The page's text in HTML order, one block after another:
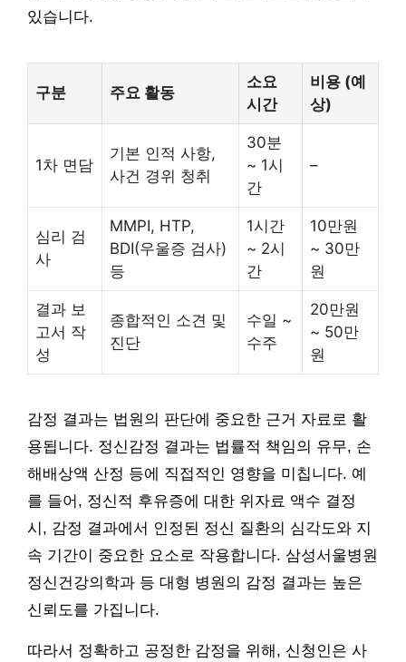
있습니다.
구분 주요 활동
소요
시간
비용 (예
상)
1차 면담
기본 인적 사항,
사건 경위 청취
30분
~ 1시
간
–
심리 검
사
MMPI, HTP,
BDI(우울증 검사)
등
1시간
~ 2시
간
10만원
~ 30만
원
결과 보
고서 작
성
종합적인 소견 및
진단
수일 ~
수주
20만원
~ 50만
원
감정 결과는 법원의 판단에 중요한 근거 자료로 활
용됩니다. 정신감정 결과는 법률적 책임의 유무, 손
해배상액 산정 등에 직접적인 영향을 미칩니다. 예
를 들어, 정신적 후유증에 대한 위자료 액수 결정
시, 감정 결과에서 인정된 정신 질환의 심각도와 지
속 기간이 중요한 요소로 작용합니다. 삼성서울병원
정신건강의학과 등 대형 병원의 감정 결과는 높은
신뢰도를 가집니다.
따라서 정확하고 공정한 감정을 위해, 신청인은 사